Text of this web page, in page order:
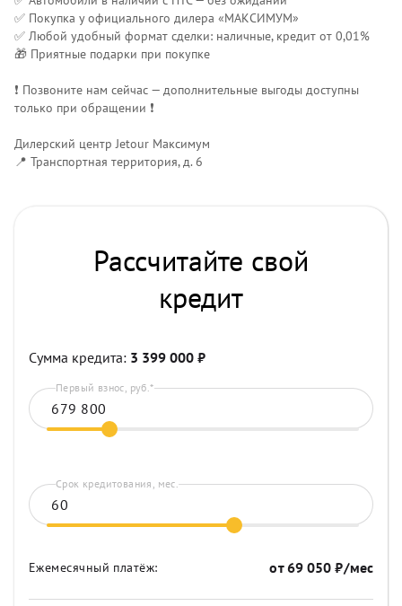
✅ Покупка у официального дилера «МАКСИМУМ»
✅ Любой удобный формат сделки: наличные, кредит от 0,01%
🎁 Приятные подарки при покупке
❗️ Позвоните нам сейчас — дополнительные выгоды доступны
только при обращении ❗️
Дилерский центр Jetour Максимум
📍 Транспортная территория, д. 6
Рассчитайте свой
кредит
Сумма кредита: 3 399 000 ₽
Первый взнос, руб.*
Срок кредитования, мес.
Ежемесячный платёж: от69 050 ₽/мес